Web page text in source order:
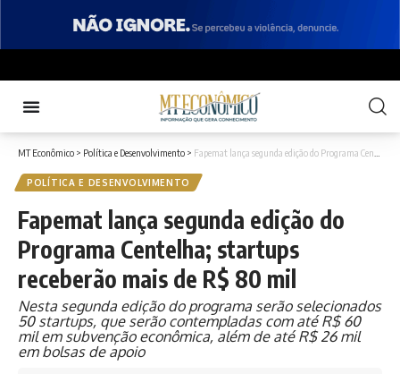
MT Econômico > Política e Desenvolvimento > Fapemat lança segunda edição do Programa Centelha; startups receberão mais de R$ 80 mil
POLÍTICA E DESENVOLVIMENTO
Fapemat lança segunda edição do
Programa Centelha; startups
receberão mais de R$ 80 mil
Nesta segunda edição do programa serão selecionados
50 startups, que serão contempladas com até R$ 60
mil em subvenção econômica, além de até R$ 26 mil
em bolsas de apoio